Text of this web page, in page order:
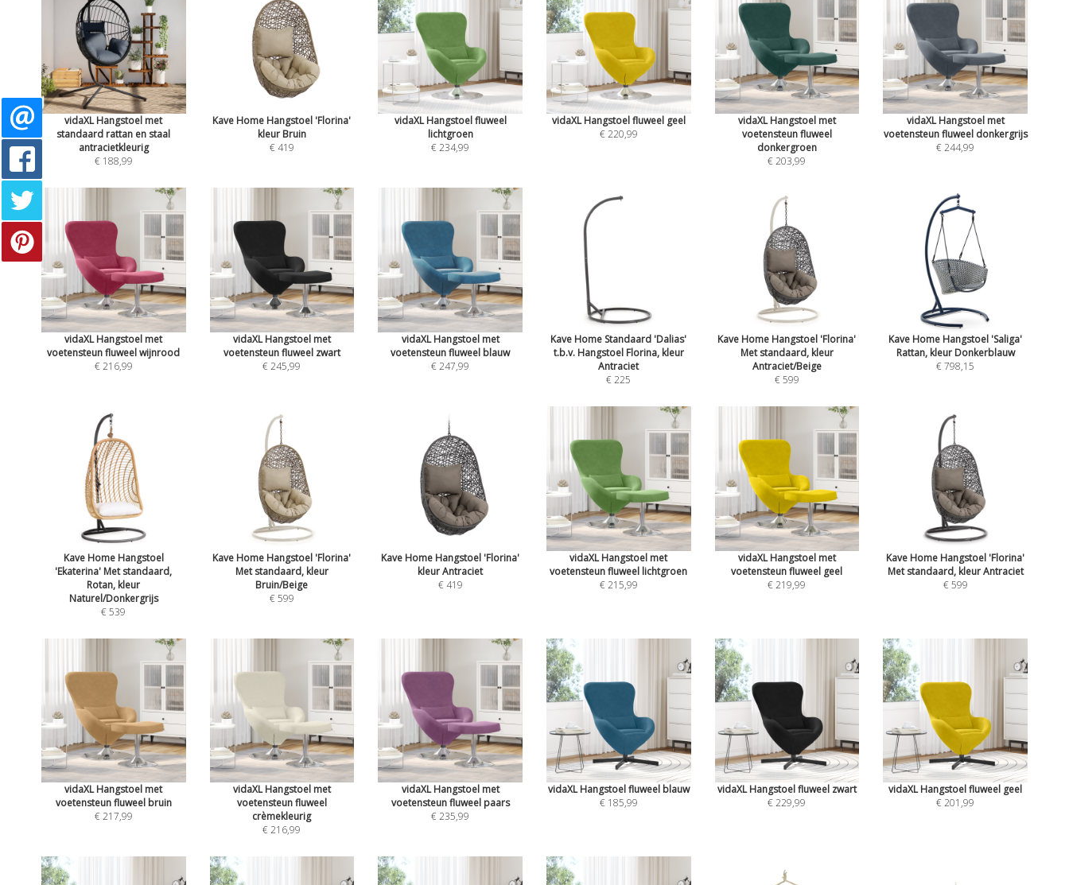
vidaXL Hangstoel met
standaard rattan en staal
antracietkleurig
€ 188,99
Kave Home Hangstoel 'Florina'
kleur Bruin
€ 419
vidaXL Hangstoel fluweel
lichtgroen
€ 234,99
vidaXL Hangstoel fluweel geel
€ 220,99
vidaXL Hangstoel met
voetensteun fluweel
donkergroen
€ 203,99
vidaXL Hangstoel met
voetensteun fluweel donkergrijs
€ 244,99
vidaXL Hangstoel met
voetensteun fluweel wijnrood
€ 216,99
vidaXL Hangstoel met
voetensteun fluweel zwart
€ 245,99
vidaXL Hangstoel met
voetensteun fluweel blauw
€ 247,99
Kave Home Standaard 'Dalias'
t.b.v. Hangstoel Florina, kleur
Antraciet
€ 225
Kave Home Hangstoel 'Florina'
Met standaard, kleur
Antraciet/Beige
€ 599
Kave Home Hangstoel 'Saliga'
Rattan, kleur Donkerblauw
€ 798,15
Kave Home Hangstoel
'Ekaterina' Met standaard,
Rotan, kleur
Naturel/Donkergrijs
€ 539
Kave Home Hangstoel 'Florina'
Met standaard, kleur
Bruin/Beige
€ 599
Kave Home Hangstoel 'Florina'
kleur Antraciet
€ 419
vidaXL Hangstoel met
voetensteun fluweel lichtgroen
€ 215,99
vidaXL Hangstoel met
voetensteun fluweel geel
€ 219,99
Kave Home Hangstoel 'Florina'
Met standaard, kleur Antraciet
€ 599
vidaXL Hangstoel met
voetensteun fluweel bruin
€ 217,99
vidaXL Hangstoel met
voetensteun fluweel
crèmekleurig
€ 216,99
vidaXL Hangstoel met
voetensteun fluweel paars
€ 235,99
vidaXL Hangstoel fluweel blauw
€ 185,99
vidaXL Hangstoel fluweel zwart
€ 229,99
vidaXL Hangstoel fluweel geel
€ 201,99